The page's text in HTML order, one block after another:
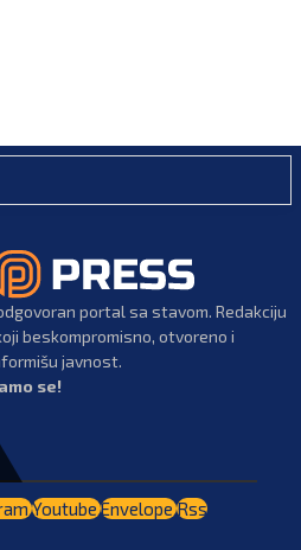
portal sa stavom. Redakciju
beskompromisno, otvoreno i
javnost.
se!
YoutubeEnvelopeRss